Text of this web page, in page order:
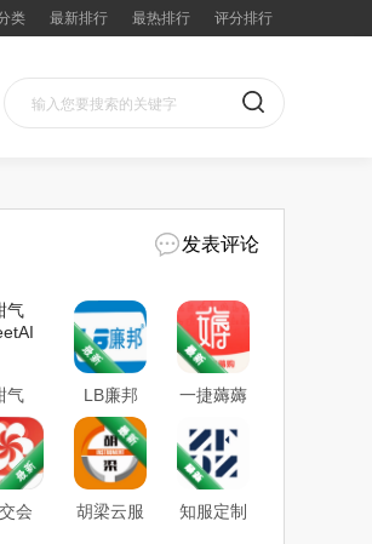
类 最新排行 最热排行 评分排行
发表评论
气
LB廉邦
一捷薅薅
会 胡梁云服 知服定制